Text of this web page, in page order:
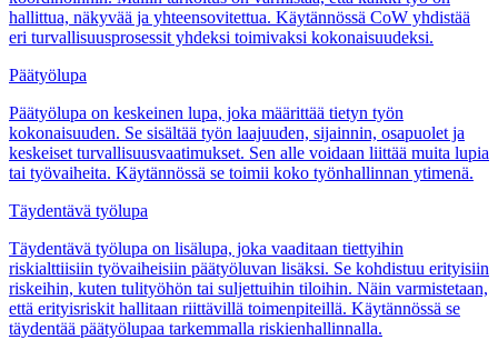
hallittua, näkyvää ja yhteensovitettua. Käytännössä CoW yhdistää
eri turvallisuusprosessit yhdeksi toimivaksi kokonaisuudeksi.
Päätyölupa
Päätyölupa on keskeinen lupa, joka määrittää tietyn työn
kokonaisuuden. Se sisältää työn laajuuden, sijainnin, osapuolet ja
keskeiset turvallisuusvaatimukset. Sen alle voidaan liittää muita lupia
tai työvaiheita. Käytännössä se toimii koko työnhallinnan ytimenä.
Täydentävä työlupa
Täydentävä työlupa on lisälupa, joka vaaditaan tiettyihin
riskialttiisiin työvaiheisiin päätyöluvan lisäksi. Se kohdistuu erityisiin
riskeihin, kuten tulityöhön tai suljettuihin tiloihin. Näin varmistetaan,
että erityisriskit hallitaan riittävillä toimenpiteillä. Käytännössä se
täydentää päätyölupaa tarkemmalla riskienhallinnalla.